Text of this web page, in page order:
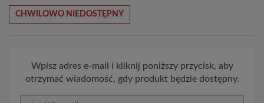
CHWILOWO NIEDOSTĘPNY
Wpisz adres e-mail i kliknij poniższy przycisk, aby
otrzymać wiadomość, gdy produkt będzie dostępny.